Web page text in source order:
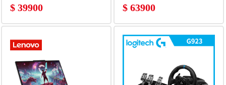
$ 39900
RTX5060&#47;W11)
$ 63900